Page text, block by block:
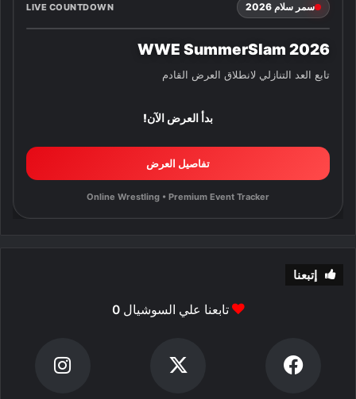
سمر سلام 2026 LIVE COUNTDOWN
WWE SummerSlam 2026
تابع العد التنازلي لانطلاق العرض القادم
بدأ العرض الآن!
تفاصيل العرض
Online Wrestling • Premium Event Tracker
إتبعنا
تابعنا علي السوشيال0